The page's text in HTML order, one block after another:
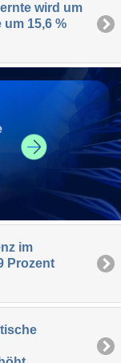
wird um
15,6 %
im
Prozent